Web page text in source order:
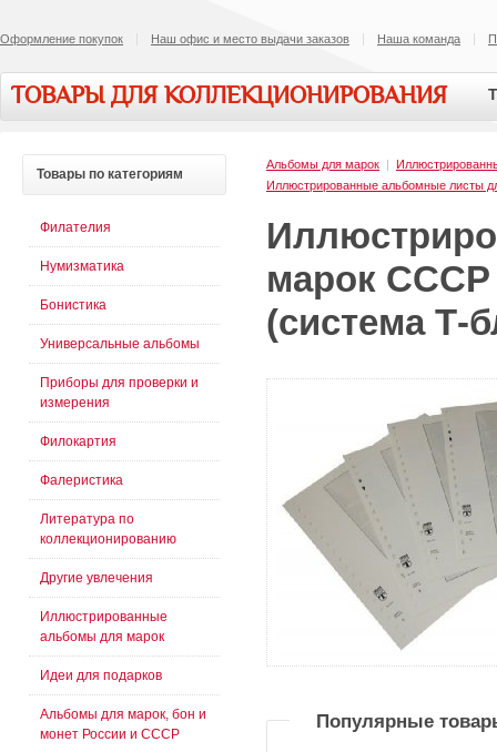
Оформление покупок Наш офис и место выдачи заказов Наша команда
ТОВАРЫ ДЛЯ КОЛЛЕКЦИОНИРОВАНИЯ
Альбомы для марок |
Иллюстрированные альбомные листы
марок СССР
(система Т-
Популярные
Товары по категориям
Филателия
Нумизматика
Бонистика
Универсальные альбомы
Приборы для проверки и
измерения
Филокартия
Фалеристика
Литература по
коллекционированию
Другие увлечения
Иллюстрированные
альбомы для марок
Идеи для подарков
Альбомы для марок, бон и
монет России и СССР